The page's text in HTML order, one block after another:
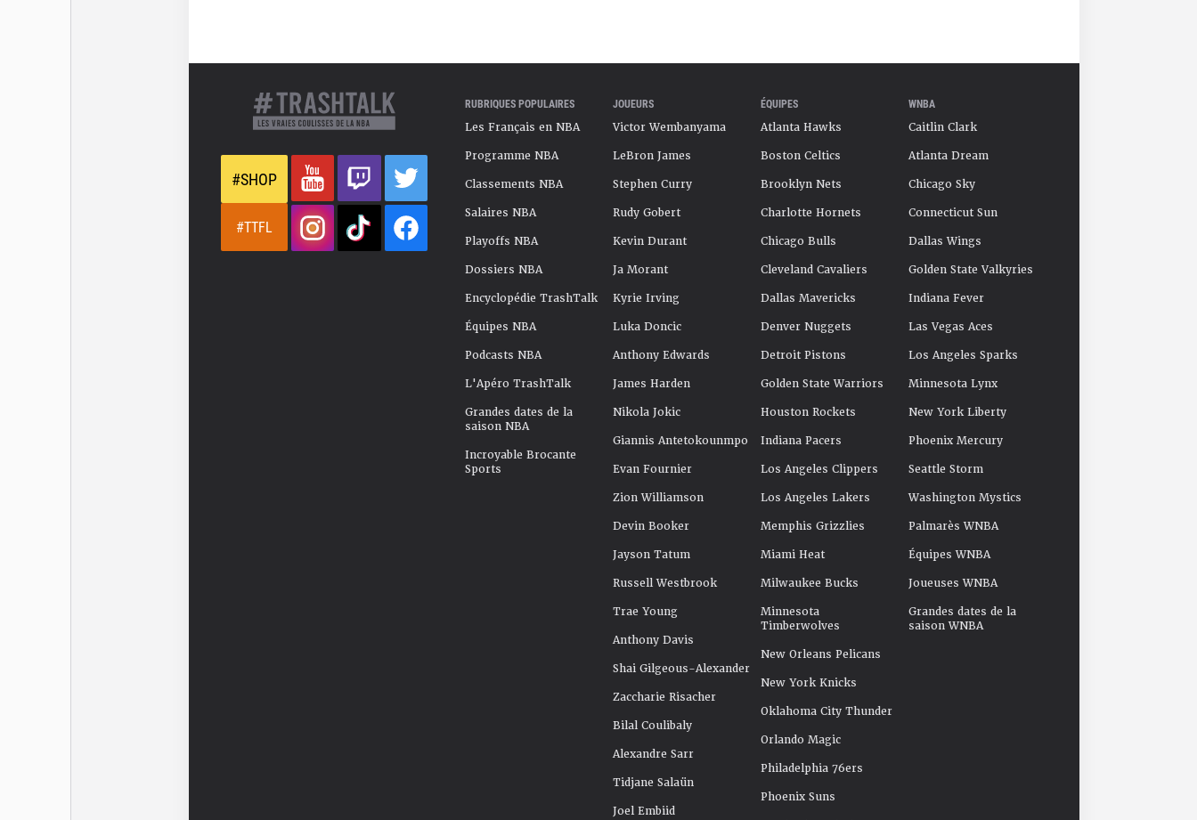
#SHOP
#TTFL
RUBRIQUES POPULAIRES
Les Français en NBA
Programme NBA
Classements NBA
Salaires NBA
Playoffs NBA
Dossiers NBA
Encyclopédie TrashTalk
Équipes NBA
Podcasts NBA
L'Apéro TrashTalk
Grandes dates de la
saison NBA
Incroyable Brocante
Sports
JOUEURS
Victor Wembanyama
LeBron James
Stephen Curry
Rudy Gobert
Kevin Durant
Ja Morant
Kyrie Irving
Luka Doncic
Anthony Edwards
James Harden
Nikola Jokic
Giannis Antetokounmpo
Evan Fournier
Zion Williamson
Devin Booker
Jayson Tatum
Russell Westbrook
Trae Young
Anthony Davis
Shai Gilgeous-Alexander
Zaccharie Risacher
Bilal Coulibaly
Alexandre Sarr
Tidjane Salaün
Joel Embiid
ÉQUIPES
Atlanta Hawks
Boston Celtics
Brooklyn Nets
Charlotte Hornets
Chicago Bulls
Cleveland Cavaliers
Dallas Mavericks
Denver Nuggets
Detroit Pistons
Golden State Warriors
Houston Rockets
Indiana Pacers
Los Angeles Clippers
Los Angeles Lakers
Memphis Grizzlies
Miami Heat
Milwaukee Bucks
Minnesota
Timberwolves
New Orleans Pelicans
New York Knicks
Oklahoma City Thunder
Orlando Magic
Philadelphia 76ers
Phoenix Suns
WNBA
Caitlin Clark
Atlanta Dream
Chicago Sky
Connecticut Sun
Dallas Wings
Golden State Valkyries
Indiana Fever
Las Vegas Aces
Los Angeles Sparks
Minnesota Lynx
New York Liberty
Phoenix Mercury
Seattle Storm
Washington Mystics
Palmarès WNBA
Équipes WNBA
Joueuses WNBA
Grandes dates de la
saison WNBA